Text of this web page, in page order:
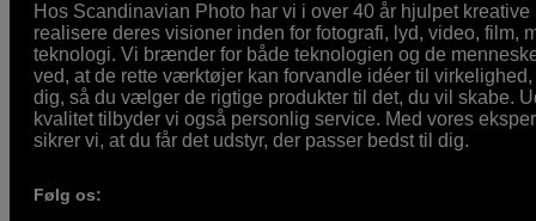
Hos Scandinavian Photo har vi i over 40 år hjulpet kreative
realisere deres visioner inden for fotografi, lyd, video, film,
teknologi. Vi brænder for både teknologien og de
ved, at de rette værktøjer kan forvandle idéer til
dig, så du vælger de rigtige produkter til det, du vil skabe.
kvalitet tilbyder vi også personlig service. Med vores
sikrer vi, at du får det udstyr, der passer bedst til dig.
Følg os: